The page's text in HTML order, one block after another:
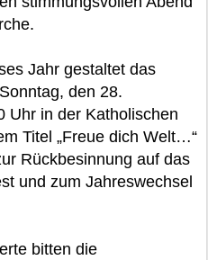
Jahr gestaltet das
den 28.
Uhr in der Katholischen
Titel „Freue dich Welt…“
Rückbesinnung auf das
und zum Jahreswechsel
bitten die